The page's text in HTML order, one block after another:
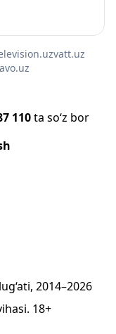
vatt.uz
110ta so‘z bor
2014–2026
18+